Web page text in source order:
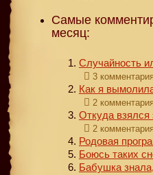
Самые
месяц:
Случайность
3 комментария
Как я
2 комментария
Откуда взялся
2 комментария
Родовая
Боюсь таких
Бабушка